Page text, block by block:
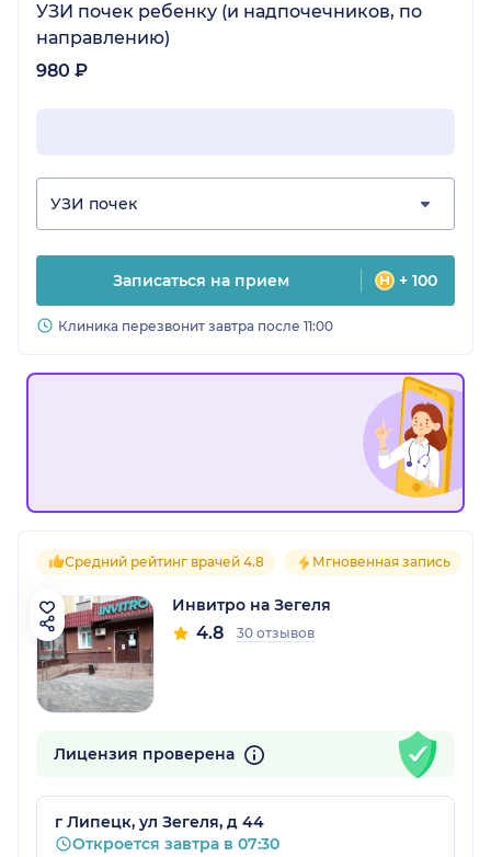
УЗИ почек ребенку (и надпочечников, по
направлению)
980 ₽
УЗИ почек
Записаться на прием + 100
Клиника перезвонит завтра после 11:00
Средний рейтинг врачей 4.8 Мгновенная запись
Инвитро на Зегеля
4.8 30 отзывов
Лицензия проверена
г Липецк, ул Зегеля, д 44
Откроется завтра в 07:30